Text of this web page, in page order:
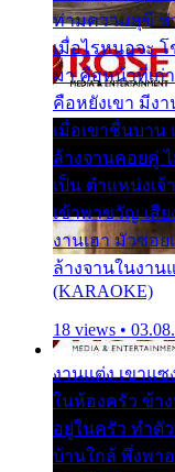
ท่ามความสุขี ช่
เมื่อไรหนอจะ
มา คือหน้าที่เก่
คือหยังเขา มีง
เมื่อเขาชื่นบาน
ล้างจานคอยคู่
เป็น ตำแหน่งเ
เข้าพาขวัญ เสี
งานเฮา มัวซอ
ล้างจานในงาน
(KARAOKE)
18 views •
งานแต่ง เขาแ
ในห้องครัว ข้าง
อยู่ในครัว ทำตั
บ้านใกล้ พึ่งพาอ